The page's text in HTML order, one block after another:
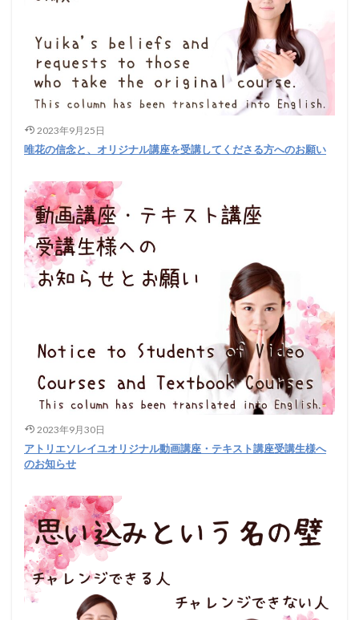
2023年9月25日
唯花の信念と、オリジナル講座を受講してくださる方へのお願い
2023年9月30日
アトリエソレイユオリジナル動画講座・テキスト講座受講生様へ
のお知らせ